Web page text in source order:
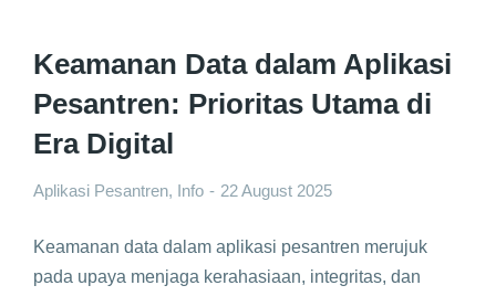
Keamanan Data dalam Aplikasi
Pesantren: Prioritas Utama di
Era Digital
Aplikasi Pesantren, Info 22 August 2025
Keamanan data dalam aplikasi pesantren merujuk
pada upaya menjaga kerahasiaan, integritas, dan